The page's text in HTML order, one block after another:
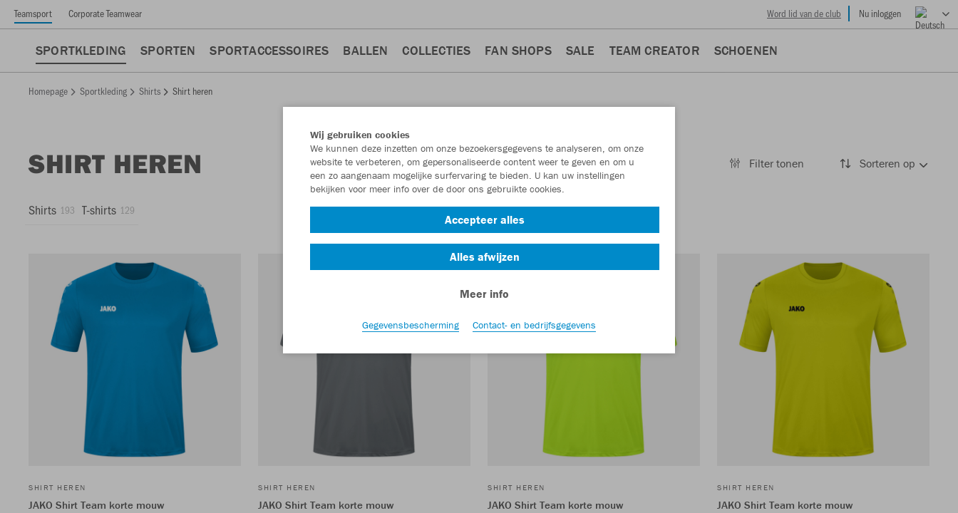
Teamsport Corporate Teamwear Word lid van de club Nu inloggen
SPORTKLEDING SPORTEN SPORTACCESSOIRES BALLEN COLLECTIES FAN SHOPS SALE TEAM CREATOR SCHOENEN
Homepage Sportkleding Shirts Shirt heren
SHIRT HEREN Filter tonen Sorteren op
Shirts 193 T-shirts 129
SHIRT HEREN
JAKO Shirt Team korte mouw
SHIRT HEREN
JAKO Shirt Team korte mouw
SHIRT HEREN
JAKO Shirt Team korte mouw
SHIRT HEREN
JAKO Shirt Team korte mouw
Wij gebruiken cookies
We kunnen deze inzetten om onze bezoekersgegevens te analyseren, om onze
website te verbeteren, om gepersonaliseerde content weer te geven en om u
een zo aangenaam mogelijke surfervaring te bieden. U kan uw instellingen
bekijken voor meer info over de door ons gebruikte cookies.
Accepteer alles
Alles afwijzen
Meer info
Gegevensbescherming Contact- en bedrijfsgegevens